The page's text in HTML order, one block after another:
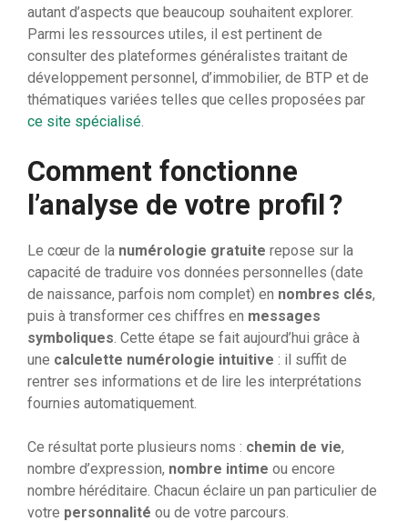
autant d’aspects que beaucoup souhaitent explorer.
Parmi les ressources utiles, il est pertinent de
consulter des plateformes généralistes traitant de
développement personnel, d’immobilier, de BTP et de
thématiques variées telles que celles proposées par
ce site spécialisé
Comment fonctionne
l’analyse de votre profil ?
Le cœur de la numérologie gratuite repose sur la
capacité de traduire vos données personnelles (date
de naissance, parfois nom complet) en nombres clés,
puis à transformer ces chiffres en messages
symboliques . Cette étape se fait aujourd’hui grâce à
une calculette numérologie intuitive : il suffit de
rentrer ses informations et de lire les interprétations
fournies automatiquement.
Ce résultat porte plusieurs noms : chemin de vie,
nombre d’expression, nombre intime ou encore
nombre héréditaire. Chacun éclaire un pan particulier de
votre personnalité ou de votre parcours.